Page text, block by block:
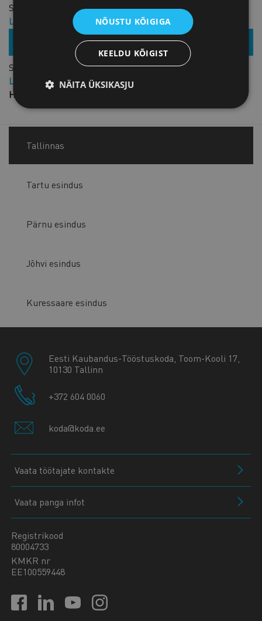
Sihtturg Jaapan – kuidas osaleda riigihangetel?
Liikme hind: TASUTA
05.04.2022 /
Veebis
Sihtturg Tšiili ja Kolumbia – kuidas osaleda riigihangetel?
Liikme hind: TASUTA
Hind: TASUTA
Tallinnas
Tartu esindus
Pärnu esindus
Jõhvi esindus
Kuressaare esindus
Eesti Kaubandus-Tööstuskoda, Toom-Kooli 17,
10130 Tallinn
+372 604 0060
koda@koda.ee
Vaata töötajate kontakte
Vaata panga infot
Registrikood
80004733
KMKR nr
EE100559448
NÕUSTU KÕIGIGA
KEELDU KÕIGIST
NÄITA ÜKSIKASJU